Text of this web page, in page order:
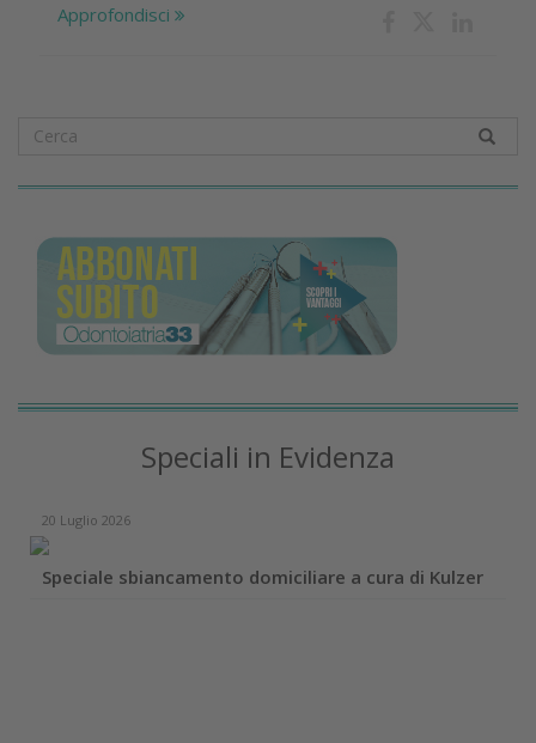
Approfondisci
Speciali in Evidenza
20 Luglio 2026
Speciale sbiancamento domiciliare a cura di Kulzer